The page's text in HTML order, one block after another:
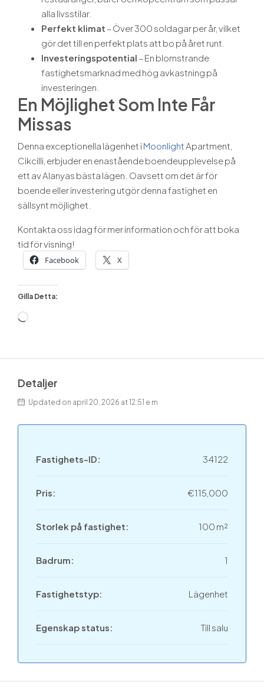
alla livsstilar.
Perfekt klimat – Över 300 soldagar per år, vilket
gör det till en perfekt plats att bo på året runt.
Investeringspotential – En blomstrande
fastighetsmarknad med hög avkastning på
investeringen.
En Möjlighet Som Inte Får
Missas
Denna exceptionella lägenhet i MoonlightApartment,
Cikcilli, erbjuder en enastående boendeupplevelse på
ett av Alanyas bästa lägen. Oavsett om det är för
boende eller investering utgör denna fastighet en
sällsynt möjlighet.
Kontakta oss idag för mer information och för att boka
tid för visning!
Facebook X
Gilla Detta:
Detaljer
Updated on april 20, 2026 at 12:51 e m
Fastighets-ID: 34122
Pris: €115,000
Storlek på fastighet: 100 m²
Badrum: 1
Fastighetstyp: Lägenhet
Egenskap status: Till salu